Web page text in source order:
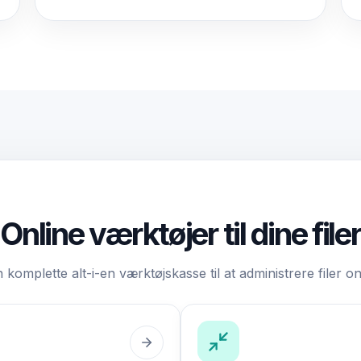
Online værktøjer til dine filer
komplette alt-i-en værktøjskasse til at administrere filer